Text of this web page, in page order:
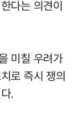
다는 의견이
미칠 우려가
로 즉시 쟁의
.